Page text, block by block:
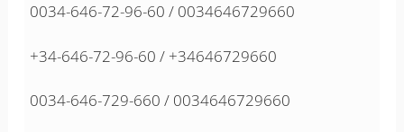
0034-646-72-96-60 / 0034646729660
+34-646-72-96-60 / +34646729660
0034-646-729-660 / 0034646729660